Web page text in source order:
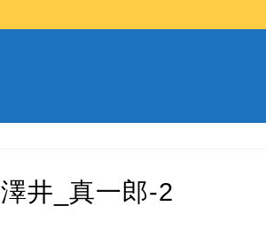
澤井_真一郎-2